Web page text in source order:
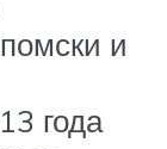
и
года